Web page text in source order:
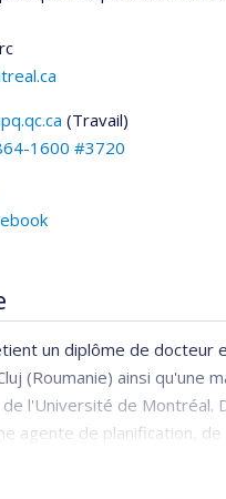
(Travail)
1600 #3720
un diplôme de docteur
(Roumanie) ainsi qu'une
l'Université de Montréal.
agente de planification,
Direction de santé publique